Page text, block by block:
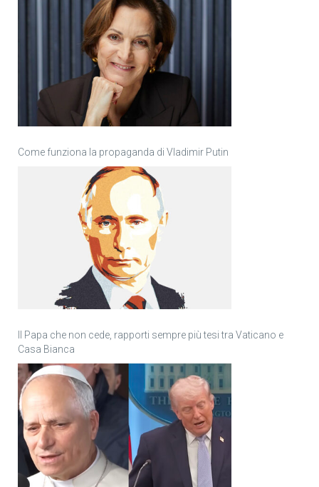
Come funziona la propaganda di Vladimir Putin
Il Papa che non cede, rapporti sempre più tesi tra Vaticano e
Casa Bianca